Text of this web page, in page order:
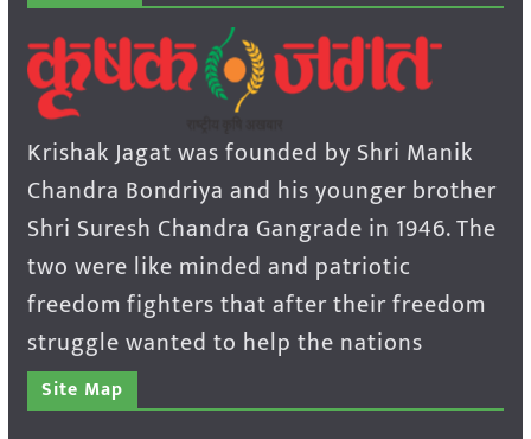
Krishak Jagat was founded by Shri Manik
Chandra Bondriya and his younger brother
Shri Suresh Chandra Gangrade in 1946. The
two were like minded and patriotic
freedom fighters that after their freedom
struggle wanted to help the nations
Site Map